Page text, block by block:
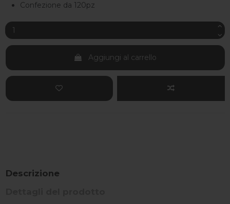
Confezione da 120pz
Aggiungi al carrello
Descrizione